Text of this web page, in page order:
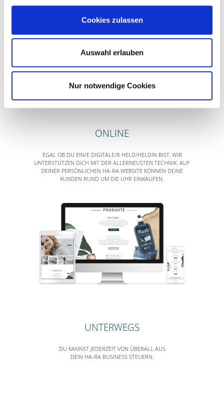
Cookies zulassen
Auswahl erlauben
Nur notwendige Cookies
"WIR GEBEN
DIR DIE
CHANCE DEIN
LEBEN ZU
VERÄNDERN.
BIST DU
BEREIT? "
ONLINE
EGAL OB DU EIN/E DIGITALE/R HELD/HELDIN BIST, WIR
UNTERSTÜTZEN DICH MIT DER ALLERNEUSTEN TECHNIK. AUF
DEINER PERSÖNLICHEN HA-RA WEBSITE KÖNNEN DEINE
KUNDEN RUND UM DIE UHR EINKAUFEN.
UNTERWEGS
DU KANNST JEDERZEIT VON ÜBERALL AUS
DEIN HA-RA BUSINESS STEUERN.